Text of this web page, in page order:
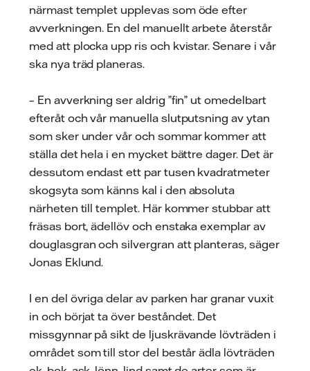
närmast templet upplevas som öde efter
avverkningen. En del manuellt arbete återstår
med att plocka upp ris och kvistar. Senare i vår
ska nya träd planeras.
– En avverkning ser aldrig ”fin” ut omedelbart
efteråt och vår manuella slutputsning av ytan
som sker under vår och sommar kommer att
ställa det hela i en mycket bättre dager. Det är
dessutom endast ett par tusen kvadratmeter
skogsyta som känns kal i den absoluta
närheten till templet. Här kommer stubbar att
fräsas bort, ädellöv och enstaka exemplar av
douglasgran och silvergran att planteras, säger
Jonas Eklund.
I en del övriga delar av parken har granar vuxit
in och börjat ta över beståndet. Det
missgynnar på sikt de ljuskrävande lövträden i
området som till stor del består ädla lövträden